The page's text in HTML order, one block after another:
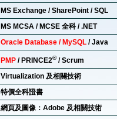
MS Exchange / SharePoint / SQL
MS MCSA / MCSE 全科 / .NET
Oracle Database / MySQL / Java
PMP / PRINCE2®/ Scrum
Virtualization 及相關技術
特價全科證書
網頁及圖像：Adobe 及相關技術